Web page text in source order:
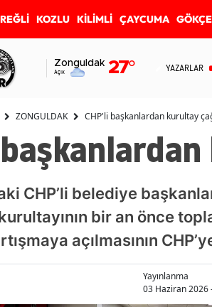
KOZLU KİLİMLİ ÇAYCUMA
Zonguldak
Açık 27° YAZARLAR
ZONGULDAK CHP'li başkanlardan kurultay
CHP’li belediye
bir an önce
açılmasının
Yayınlanma
03 Haziran 2026